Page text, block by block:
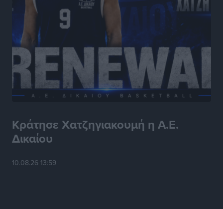
Κράτησε Χατζηγιακουμή η Α.Ε.
Δικαίου
10.08.26 13:59